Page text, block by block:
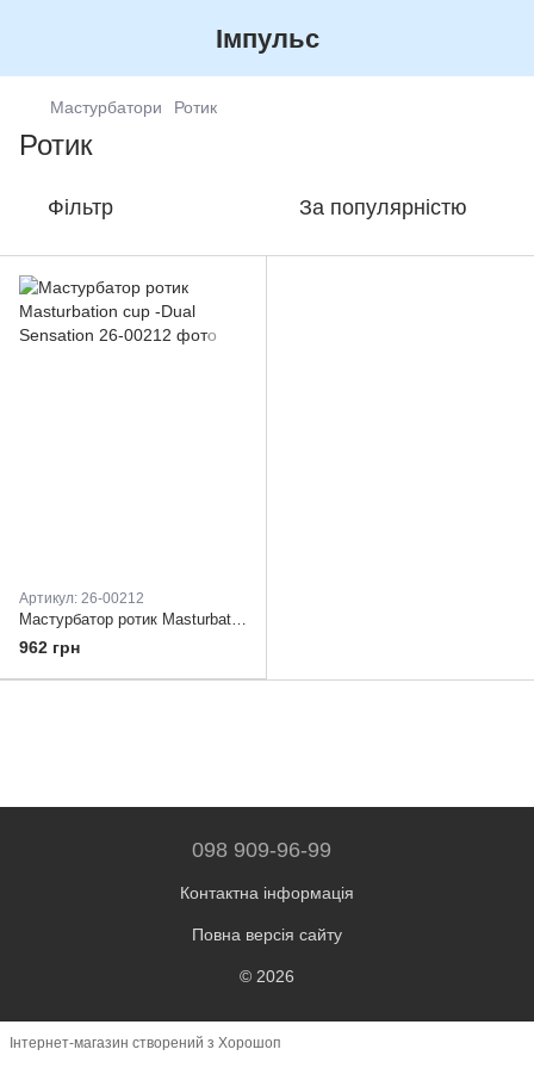
Імпульс
Мастурбатори Ротик
Ротик
Фільтр За популярністю
Артикул: 26-00212
962 грн
098 909-96-99
Контактна інформація
Повна версія сайту
© 2026
Інтернет-магазин створений з Хорошоп